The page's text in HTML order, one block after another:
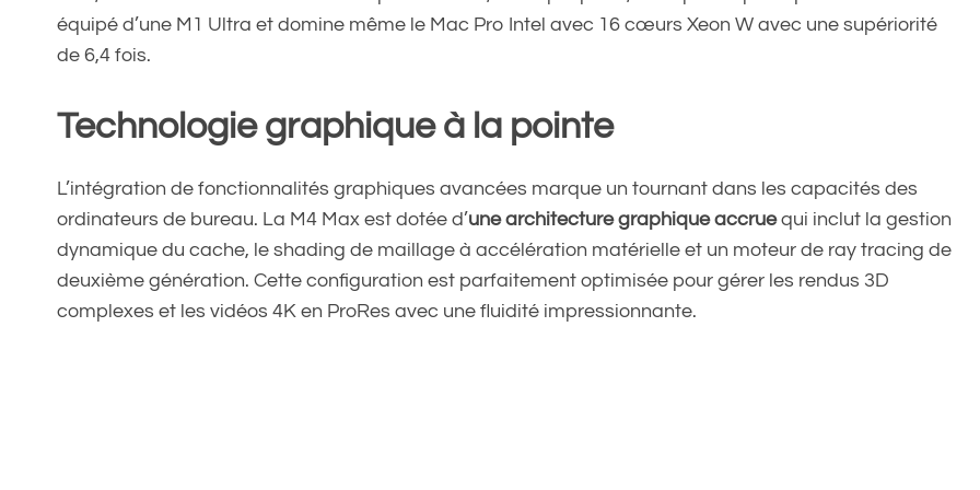
équipé d’une M1 Ultra et domine même le Mac Pro Intel avec 16 cœurs Xeon W avec une supériorité
de 6,4 fois.
Technologie graphique à la pointe
L’intégration de fonctionnalités graphiques avancées marque un tournant dans les capacités des
ordinateurs de bureau. La M4 Max est dotée d’une architecture graphique accruequi inclut la gestion
dynamique du cache, le shading de maillage à accélération matérielle et un moteur de ray tracing de
deuxième génération. Cette configuration est parfaitement optimisée pour gérer les rendus 3D
complexes et les vidéos 4K en ProRes avec une fluidité impressionnante.